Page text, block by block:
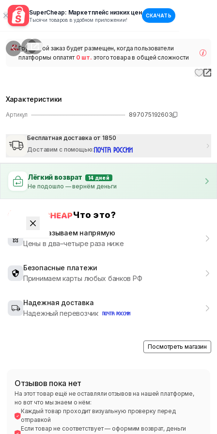
SuperCheap: Маркетплейс низких цен
Тысячи товаров в удобном приложении!
СКАЧАТЬ
1/
Групповой заказ будет размещен, когда пользователи
платформы оплатят 0 шт. этого товара в общей сложности
Характеристики
Артикул 897075192603
Бесплатная доставка от 1850
Доставим с помощью:
Лёгкий возврат 14 дней
Не подошло — вернём деньги
Что это?
Мы заказываем напрямую
Цены в два–четыре раза ниже
Безопасные платежи
Принимаем карты любых банков РФ
Надежная доставка
Надежный перевозчик
Посмотреть магазин
Отзывов пока нет
На этот товар ещё не оставляли отзывов на нашей платформе,
но вот что мы знаем о нём:
Каждый товар проходит визуальную проверку перед
отправкой
Если товар не соответствует — оформим возврат, деньги